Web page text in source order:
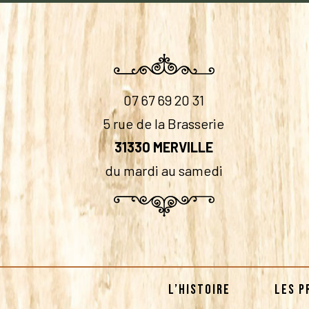
07 67 69 20 31
5 rue de la Brasserie
31330 MERVILLE
du mardi au samedi
L’HISTOIRE LES